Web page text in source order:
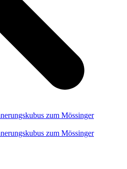
zum Mössinger
zum Mössinger